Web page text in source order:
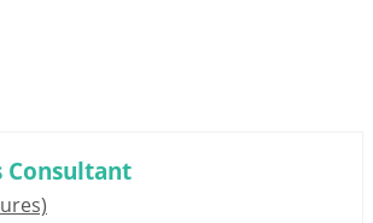
Consultant